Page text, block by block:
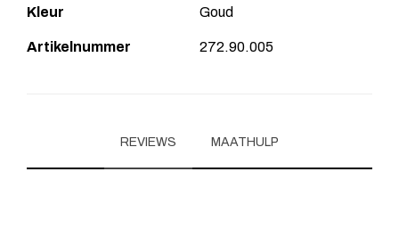
Kleur Goud
Artikelnummer 272.90.005
REVIEWS MAATHULP